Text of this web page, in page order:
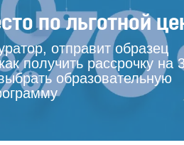
по льготной
отправит образец
получить рассрочку на
образовательную